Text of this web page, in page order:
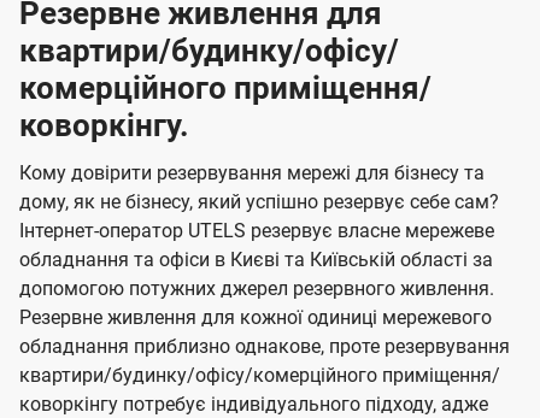
Резервне живлення для
квартири/будинку/офісу/
комерційного приміщення/
коворкінгу.
Кому довірити резервування мережі для бізнесу та
дому, як не бізнесу, який успішно резервує себе сам?
Інтернет-оператор UTELS резервує власне мережеве
обладнання та офіси в Києві та Київській області за
допомогою потужних джерел резервного живлення.
Резервне живлення для кожної одиниці мережевого
обладнання приблизно однакове, проте резервування
квартири/будинку/офісу/комерційного приміщення/
коворкінгу потребує індивідуального підходу, адже